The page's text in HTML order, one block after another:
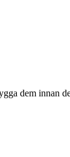
dem innan